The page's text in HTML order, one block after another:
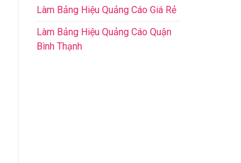
Làm Bảng Hiệu Quảng Cáo Giá Rẻ
Làm Bảng Hiệu Quảng Cáo Quận
Bình Thạnh